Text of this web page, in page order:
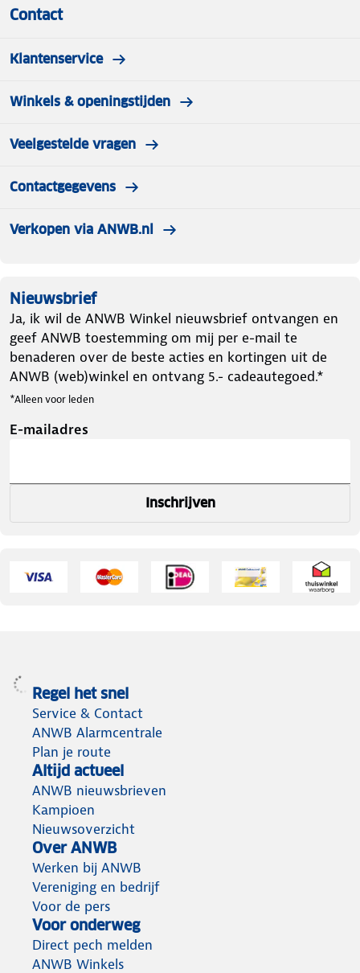
Contact
Klantenservice
Winkels & openingstijden
Veelgestelde vragen
Contactgegevens
Verkopen via ANWB.nl
Nieuwsbrief
Ja, ik wil de ANWB Winkel nieuwsbrief ontvangen en
geef ANWB toestemming om mij per e-mail te
benaderen over de beste acties en kortingen uit de
ANWB (web)winkel en ontvang 5.- cadeautegoed.*
*Alleen voor leden
E-mailadres
Inschrijven
Regel het snel
Service & Contact
ANWB Alarmcentrale
Plan je route
Altijd actueel
ANWB nieuwsbrieven
Kampioen
Nieuwsoverzicht
Over ANWB
Werken bij ANWB
Vereniging en bedrijf
Voor de pers
Voor onderweg
Direct pech melden
ANWB Winkels